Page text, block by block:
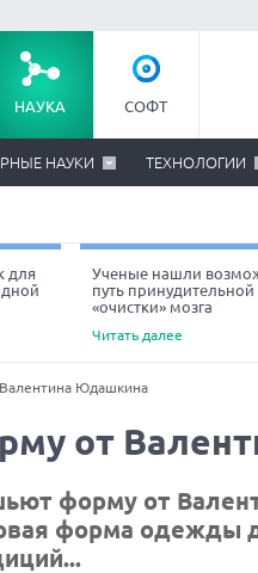
НАУКА СОФТ
НАУКИ ТЕХНОЛОГИИ
для
Ученые нашли
путь принудительной
«очистки» мозга
Читать далее
Юдашкина
от
форму от
форма